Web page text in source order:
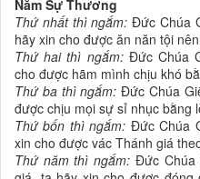
Năm Sự Thương
Thứ nhất thì ngắm: Đức Chúa
hãy xin cho được ăn năn tội
Thứ hai thì ngắm:Đức Chúa
cho được hãm mình chịu khó
Thứ ba thì ngắm: Đức Chúa
được chịu mọi sự sỉ nhục bằng
Thứ bốn thì ngắm: Đức Chúa
xin cho được vác Thánh giá
Thứ năm thì ngắm: Đức Chúa